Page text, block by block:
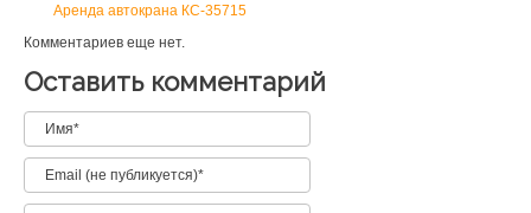
Аренда автокрана КС-35715
Комментариев еще нет.
Оставить комментарий